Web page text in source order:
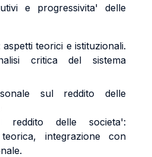
e progressivita' delle
teorici e istituzionali.
critica del sistema
sul reddito delle
reddito delle societa':
teorica, integrazione con